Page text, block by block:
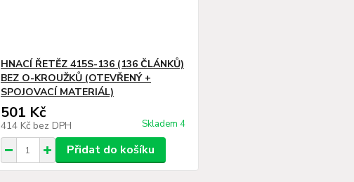
HNACÍ ŘETĚZ 415S-136 (136 ČLÁNKŮ)
BEZ O-KROUŽKŮ (OTEVŘENÝ +
SPOJOVACÍ MATERIÁL)
501 Kč
414 Kč bez DPH Skladem 4
Přidat do košíku